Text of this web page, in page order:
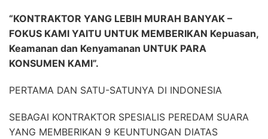
“KONTRAKTOR YANG LEBIH MURAH BANYAK –
FOKUS KAMI YAITU UNTUK MEMBERIKAN Kepuasan,
Keamanan dan Kenyamanan UNTUK PARA
KONSUMEN KAMI”.
PERTAMA DAN SATU-SATUNYA DI INDONESIA
SEBAGAI KONTRAKTOR SPESIALIS PEREDAM SUARA
YANG MEMBERIKAN 9 KEUNTUNGAN DIATAS